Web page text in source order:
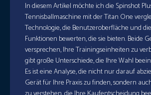
In diesem Artikel möchte ich die Spinshot
Tennisballmaschine mit der Titan One
Technologie, die Benutzeroberfläche und
Funktionen bewerten, die sie bieten. Beide
versprechen, Ihre Trainingseinheiten zu
gibt große Unterschiede, die Ihre Wahl
Es ist eine Analyse, die nicht nur darauf
Gerät für Ihre Praxis zu finden, sondern